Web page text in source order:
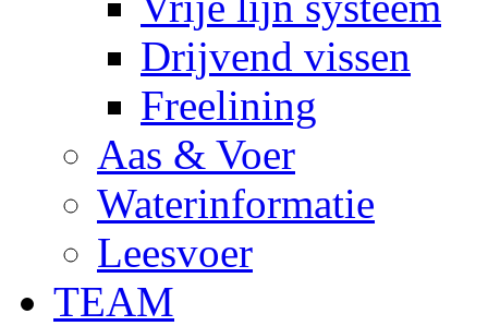
Drijvend vissen
Freelining
Aas & Voer
Waterinformatie
Leesvoer
TEAM